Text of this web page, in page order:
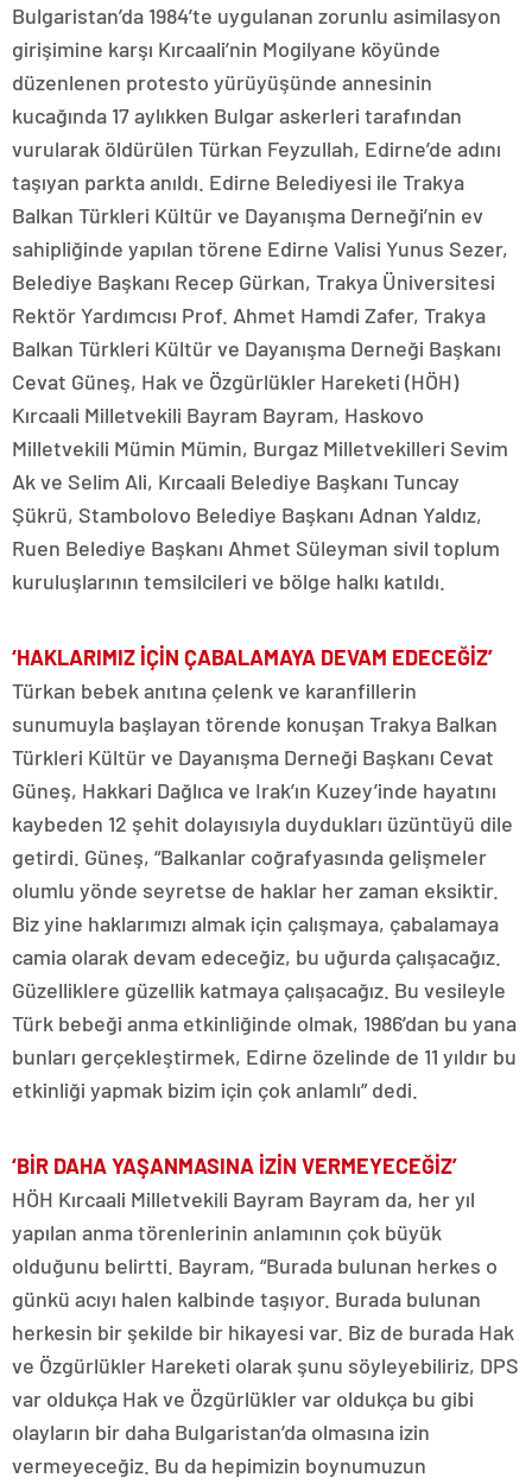
Bulgaristan’da 1984’te uygulanan zorunlu asimilasyon
girişimine karşı Kırcaali’nin Mogilyane köyünde
düzenlenen protesto yürüyüşünde annesinin
kucağında 17 aylıkken Bulgar askerleri tarafından
vurularak öldürülen Türkan Feyzullah, Edirne’de adını
taşıyan parkta anıldı. Edirne Belediyesi ile Trakya
Balkan Türkleri Kültür ve Dayanışma Derneği’nin ev
sahipliğinde yapılan törene Edirne Valisi Yunus Sezer,
Belediye Başkanı Recep Gürkan, Trakya Üniversitesi
Rektör Yardımcısı Prof. Ahmet Hamdi Zafer, Trakya
Balkan Türkleri Kültür ve Dayanışma Derneği Başkanı
Cevat Güneş, Hak ve Özgürlükler Hareketi (HÖH)
Kırcaali Milletvekili Bayram Bayram, Haskovo
Milletvekili Mümin Mümin, Burgaz Milletvekilleri Sevim
Ak ve Selim Ali, Kırcaali Belediye Başkanı Tuncay
Şükrü, Stambolovo Belediye Başkanı Adnan Yaldız,
Ruen Belediye Başkanı Ahmet Süleyman sivil toplum
kuruluşlarının temsilcileri ve bölge halkı katıldı.
‘HAKLARIMIZ İÇİN ÇABALAMAYA DEVAM EDECEĞİZ’
Türkan bebek anıtına çelenk ve karanfillerin
sunumuyla başlayan törende konuşan Trakya Balkan
Türkleri Kültür ve Dayanışma Derneği Başkanı Cevat
Güneş, Hakkari Dağlıca ve Irak’ın Kuzey’inde hayatını
kaybeden 12 şehit dolayısıyla duydukları üzüntüyü dile
getirdi. Güneş, “Balkanlar coğrafyasında gelişmeler
olumlu yönde seyretse de haklar her zaman eksiktir.
Biz yine haklarımızı almak için çalışmaya, çabalamaya
camia olarak devam edeceğiz, bu uğurda çalışacağız.
Güzelliklere güzellik katmaya çalışacağız. Bu vesileyle
Türk bebeği anma etkinliğinde olmak, 1986’dan bu yana
bunları gerçekleştirmek, Edirne özelinde de 11 yıldır bu
etkinliği yapmak bizim için çok anlamlı” dedi.
‘BİR DAHA YAŞANMASINA İZİN VERMEYECEĞİZ’
HÖH Kırcaali Milletvekili Bayram Bayram da, her yıl
yapılan anma törenlerinin anlamının çok büyük
olduğunu belirtti. Bayram, “Burada bulunan herkes o
günkü acıyı halen kalbinde taşıyor. Burada bulunan
herkesin bir şekilde bir hikayesi var. Biz de burada Hak
ve Özgürlükler Hareketi olarak şunu söyleyebiliriz, DPS
var oldukça Hak ve Özgürlükler var oldukça bu gibi
olayların bir daha Bulgaristan’da olmasına izin
vermeyeceğiz. Bu da hepimizin boynumuzun